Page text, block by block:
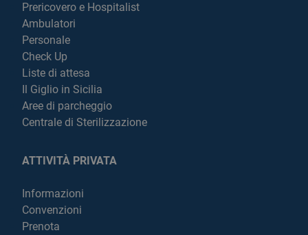
Prericovero e Hospitalist
Ambulatori
Personale
Check Up
Liste di attesa
Il Giglio in Sicilia
Aree di parcheggio
Centrale di Sterilizzazione
ATTIVITÀ PRIVATA
Informazioni
Convenzioni
Prenota